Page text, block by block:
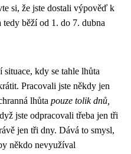
si, že jste dostali výpověď k
tedy běží od 1. do 7. dubna
kdy se tahle lhůta
Pracovali jste někdy jen
lhůta pouze tolik dnů,
jste odpracovali třeba jen tři
jen tři dny. Dává to smysl,
někdo nevyužíval